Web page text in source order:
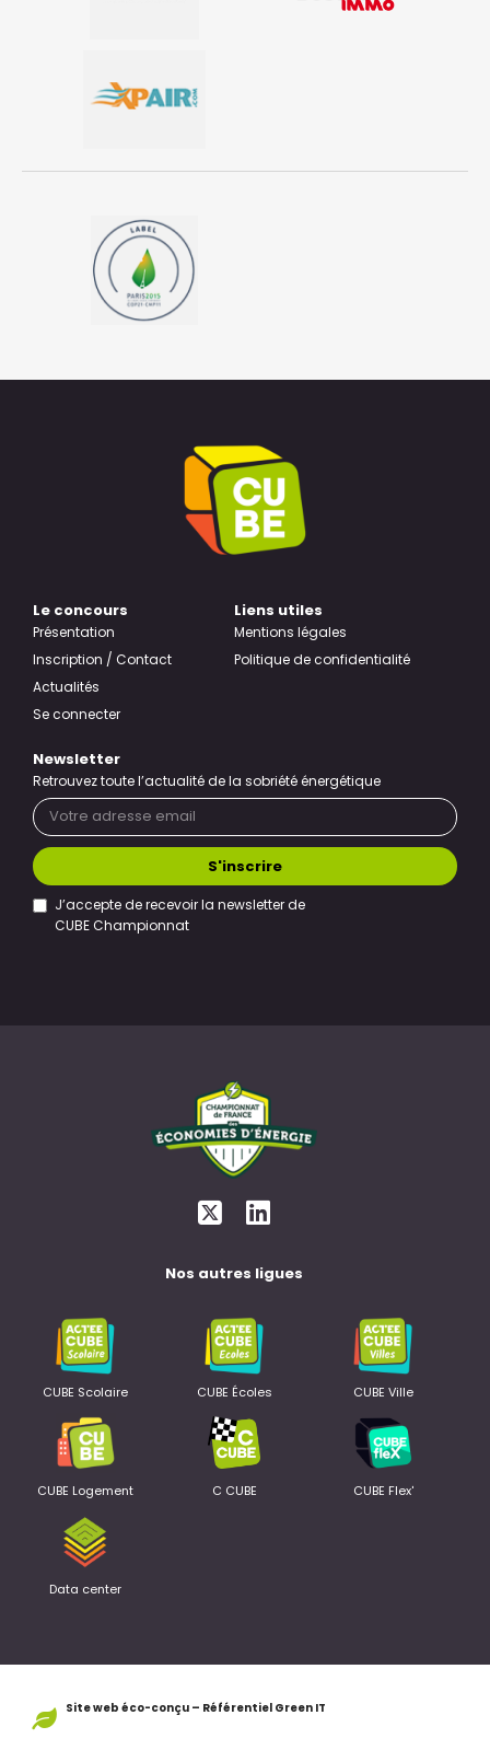
Le concours
Présentation
Inscription / Contact
Actualités
Se connecter
Liens utiles
Mentions légales
Politique de confidentialité
Newsletter
Retrouvez toute l’actualité de la sobriété énergétique
J’accepte de recevoir la newsletter de
CUBE Championnat
S'inscrire
Nos autres ligues
CUBE Scolaire CUBE Écoles CUBE Ville
CUBE Logement C CUBE CUBE Flex'
Data center
Site web éco-conçu – Référentiel Green IT